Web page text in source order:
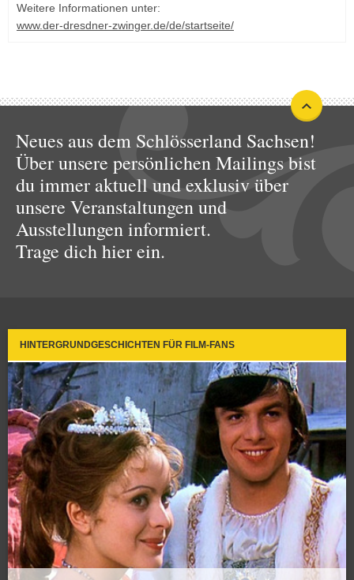
Weitere Informationen unter:
www.der-dresdner-zwinger.de/de/startseite/
Neues aus dem Schlösserland Sachsen!
Über unsere persönlichen Mailings bist
du immer aktuell und exklusiv über
unsere Veranstaltungen und
Ausstellungen informiert.
Trage dich hier ein.
HINTERGRUNDGESCHICHTEN FÜR FILM-FANS